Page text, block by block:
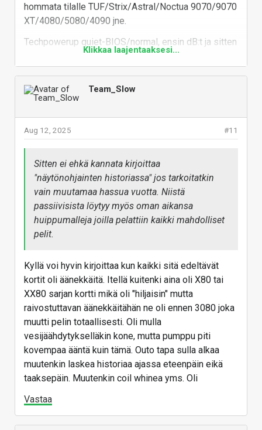
hommata tilalle TUF/Strix/Astral/Noctua 9070/9070
XT/4080/5080/4090 jne.
Techpowerup quiet-BIOS/normal, ensin dB:t ja sitten
3080 TUF, 31/35; 1562/2014
3080 Strix, 32,7/38,8; 1364/1808
9070 XT TUF, 26,6/30,4; 1278/1573
4080 Strix, 30,4/32,1; 1117/1350
5080 Astral, 25,8/36,3; 897/1684
4090 Strix, 29,8/32,6; 1118/1330
Muiltakin valmistajilta löytyy hiljaisempia kuin vanha
korttisi, eli ei ole pakko olla Asus. Hienosti muuten
näkyy, että Noctua 4080 on 4,2-6,8 dB hiljaisempi
jäähdytyksen ansiota, vaan Noctuan lämpöjen on
annettu olla hieman korkeampia: GPU +2 C (64 C),
hotspot +2 C (74 C) ja muistit +10 C (ollen silti
asiallinen 70 C). Senkin tuosta huomaa, että Noctua
on normitilassakin hiljaisempi kuin Strix quiet-
Biosilla (27,9 vs. 30,4), vaikka kierroksia on
enemmän (1235 rpm vs. 1117 rpm).
Strix 3080:
GB STRIX OC Review - 20%
more VRAM
Klikkaa laajentaaksesi...
Team_Slow
#11
Aug 12, 2025
Sitten ei ehkä kannata kirjoittaa
"näytönohjainten historiassa" jos tarkoitatkin
vain muutamaa hassua vuotta. Niistä
passiivisista löytyy myös oman aikansa
huippumalleja joilla pelattiin kaikki mahdolliset
pelit.
Kyllä voi hyvin kirjoittaa kun kaikki sitä edeltävät
kortit oli äänekkäitä. Itellä kuitenki aina oli X80 tai
XX80 sarjan kortti mikä oli "hiljaisin" mutta
raivostuttavan äänekkäitähän ne oli ennen 3080 joka
muutti pelin totaallisesti. Oli mulla
vesijäähdytykselläkin kone, mutta pumppu piti
kovempaa ääntä kuin tämä. Outo tapa sulla alkaa
muutenkin laskea historiaa ajassa eteenpäin eikä
taaksepäin. Muutenkin coil whinea yms. Oli
Vastaa